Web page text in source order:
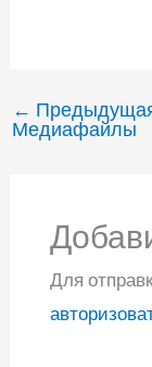
←
Медиафайлы
Для